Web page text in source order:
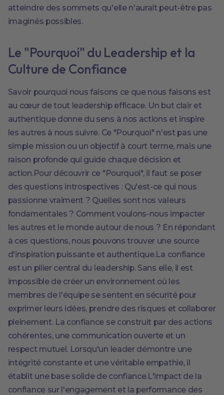
atteindre des sommets qu'elle n'aurait peut-être pas
imaginés possibles.
Le "Pourquoi" du Leadership et la
Culture de Confiance
Savoir pourquoi nous faisons ce que nous faisons est
au cœur de tout leadership efficace. Un but clair et
authentique donne du sens à nos actions et inspire
les autres à nous suivre. Ce "Pourquoi" n'est pas une
simple mission ou un objectif à court terme, mais une
raison profonde qui guide chaque décision et
action.Pour découvrir ce "Pourquoi", il faut se poser
des questions introspectives : Qu'est-ce qui nous
passionne vraiment ? Quelles sont nos valeurs
fondamentales ? Comment voulons-nous impacter
les autres et le monde autour de nous ? En répondant
à ces questions, nous pouvons trouver une source
d'inspiration puissante et authentique.La confiance
est un pilier central du leadership. Sans elle, il est
impossible de créer un environnement où les
membres de l'équipe se sentent en sécurité pour
exprimer leurs idées, prendre des risques et collaborer
pleinement. La confiance se construit par des actions
cohérentes, une communication ouverte et un
respect mutuel. Lorsqu'un leader démontre une
intégrité constante et une véritable empathie, il
établit une base solide de confiance.L'impact de la
confiance sur l'engagement et la performance des